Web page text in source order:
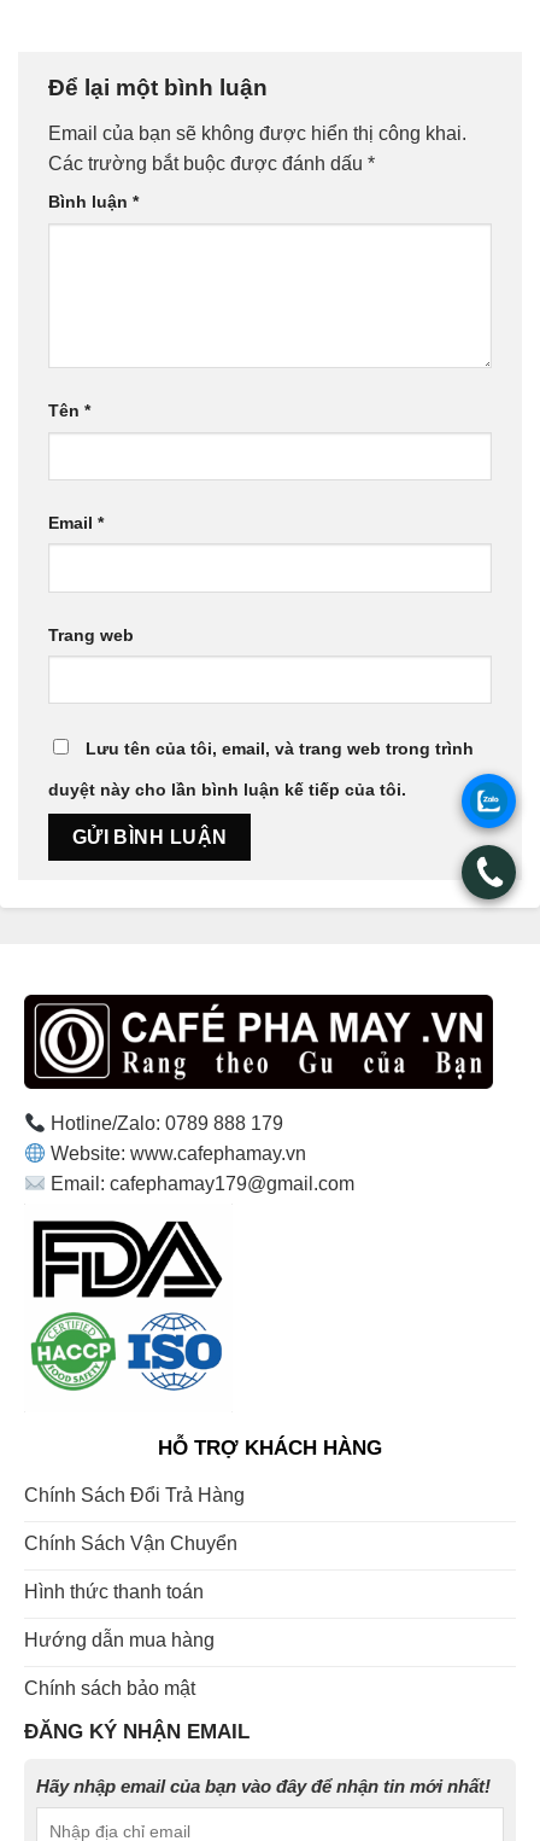
Để lại một bình luận
Email của bạn sẽ không được hiển thị công khai.
Các trường bắt buộc được đánh dấu *
Bình luận *
Tên *
Email *
Trang web
Lưu tên của tôi, email, và trang web trong trình
duyệt này cho lần bình luận kế tiếp của tôi.
Hotline/Zalo: 0789 888 179
Website: www.cafephamay.vn
Email: cafephamay179@gmail.com
HỖ TRỢ KHÁCH HÀNG
Chính Sách Đổi Trả Hàng
Chính Sách Vận Chuyển
Hình thức thanh toán
Hướng dẫn mua hàng
Chính sách bảo mật
ĐĂNG KÝ NHẬN EMAIL
Hãy nhập email của bạn vào đây để nhận tin mới nhất!
.
.